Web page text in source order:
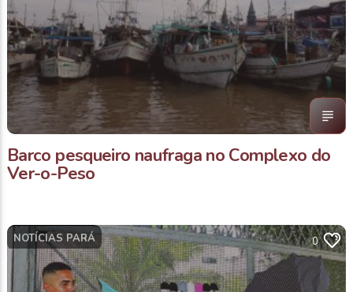
Barco pesqueiro naufraga no Complexo do
Ver-o-Peso
NOTÍCIAS PARÁ 0